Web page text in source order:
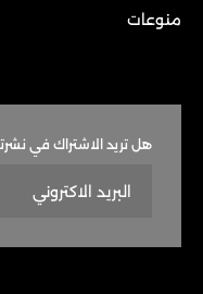
منوعات
هل تريد الاشتراك في